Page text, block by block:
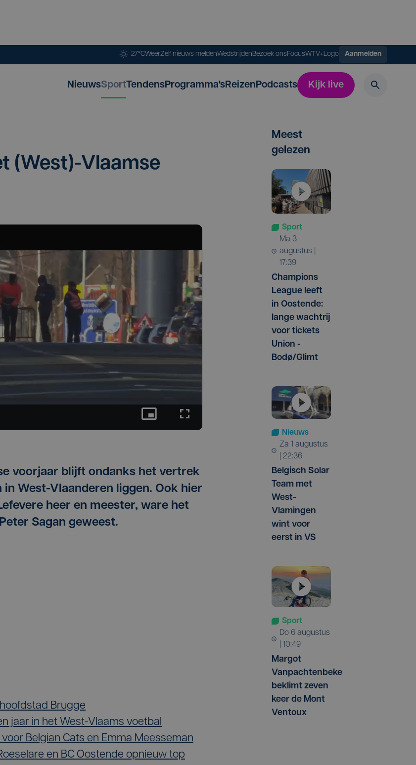
27°CWeerZelf nieuws meldenWedstrijdenBezoek onsFocusWTV+Logo Aanmelden
NieuwsSportTendensProgramma'sReizenPodcasts Kijk live
(West)-Vlaamse
voorjaar blijft ondanks het vertrek
West-Vlaanderen liggen. Ook hier
heer en meester, ware het
Sagan geweest.
Brugge
jaar in het West-Vlaams voetbal
Belgian Cats en Emma Meesseman
en BC Oostende opnieuw top
Meest
gelezen
Sport
ma 3
augustus |
17:39
Champions
League leeft
in Oostende:
lange wachtrij
voor tickets
Union -
Bodø/Glimt
Nieuws
za 1 augustus
| 22:36
Belgisch Solar
Team met
West-
Vlamingen
wint voor
eerst in VS
Sport
do 6 augustus
| 10:49
Margot
Vanpachtenbeke
beklimt zeven
keer de Mont
Ventoux